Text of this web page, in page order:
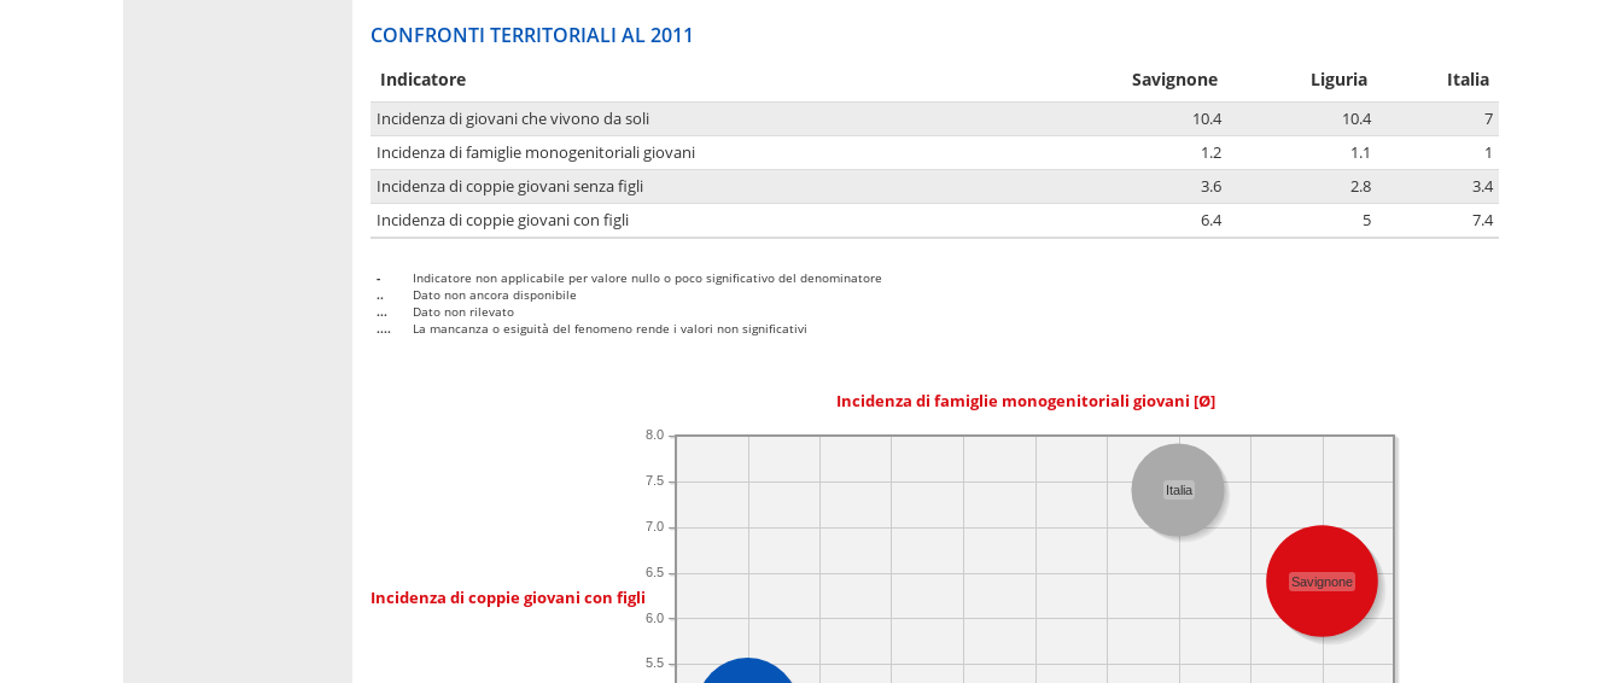
CONFRONTI TERRITORIALI AL 2011
Indicatore Savignone Liguria Italia
Incidenza di giovani che vivono da soli 10.4 10.4
7
Incidenza di famiglie monogenitoriali giovani
1.2 1.1
1
Incidenza di coppie giovani senza figli
3.6 2.8
3.4
Incidenza di coppie giovani con figli
6.4 5 7.4
-
Indicatore non applicabile per valore nullo o poco significativo del denominatore
..
Dato non ancora disponibile
...
Dato non rilevato
....
La mancanza o esiguità del fenomeno rende i valori non significativi
Incidenza di famiglie monogenitoriali giovani [Ø]
Incidenza di coppie giovani con figli
5.5
6.0
6.5
7.0
7.5
8.0
Savignone
Italia